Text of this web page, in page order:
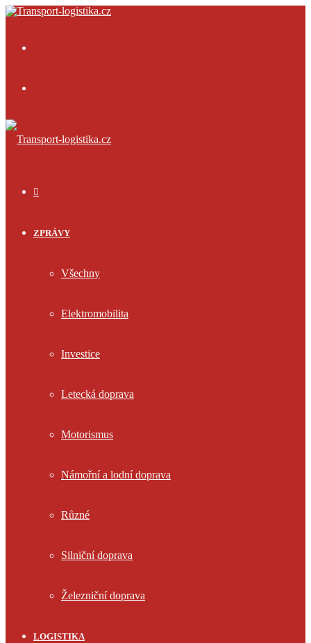
ZPRÁVY
Všechny
Elektromobilita
Investice
Letecká doprava
Motorismus
Námořní a lodní doprava
Různé
Silniční doprava
Železniční doprava
LOGISTIKA